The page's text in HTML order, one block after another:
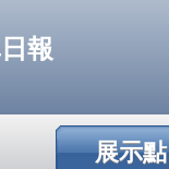
報
展示點